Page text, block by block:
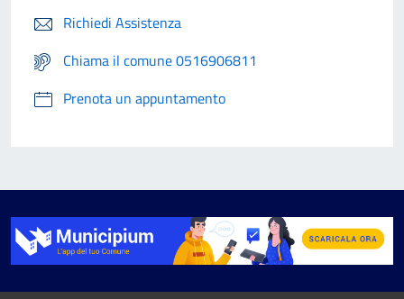
Richiedi Assistenza
Chiama il comune 0516906811
Prenota un appuntamento